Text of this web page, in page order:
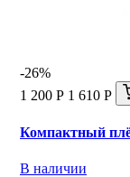
-26%
1 200 Р 1 610 Р
Компактный
В наличии